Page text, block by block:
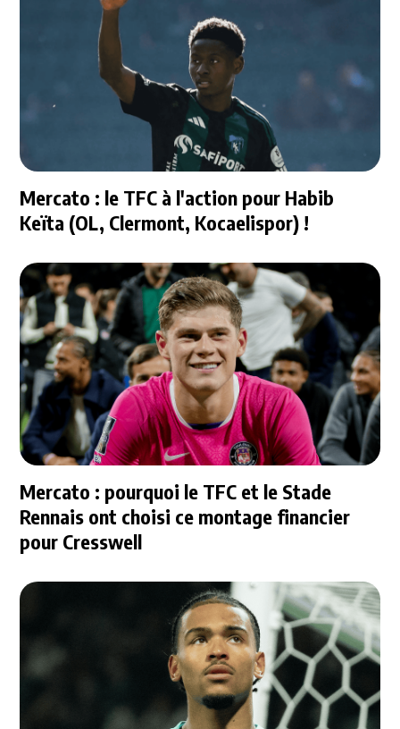
Mercato : le TFC à l'action pour Habib
Keïta (OL, Clermont, Kocaelispor) !
Mercato : pourquoi le TFC et le Stade
Rennais ont choisi ce montage financier
pour Cresswell